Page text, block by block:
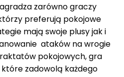
zarówno graczy
preferują pokojowe
mają swoje plusy jak i
ataków na wrogie
pokojowych, gra
zadowolą każdego